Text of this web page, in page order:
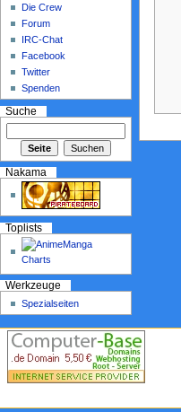
Die Crew
Forum
IRC-Chat
Facebook
Twitter
Spenden
Suche
Nakama
Toplists
Werkzeuge
Spezialseiten